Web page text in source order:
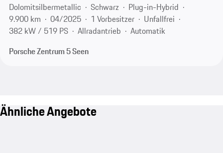
Dolomitsilbermetallic
Schwarz
Plug-in-Hybrid
9.900 km
04/2025 1 Vorbesitzer
Unfallfrei
382 kW / 519 PS
Allradantrieb
Automatik
Porsche Zentrum 5 Seen
Ähnliche Angebote